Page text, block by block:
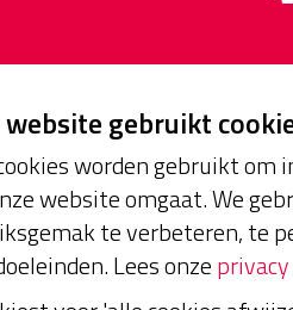
website gebruikt
worden gebruikt
website omgaat. We
te verbeteren, te
Lees onze